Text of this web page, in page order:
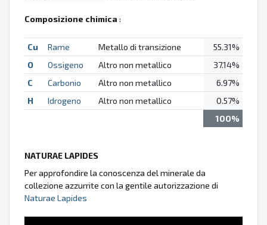
Composizione chimica :
Cu Rame Metallo di transizione
55.31%
O
Ossigeno Altro non metallico
37.14%
C
Carbonio Altro non metallico
6.97%
H
Idrogeno Altro non metallico
0.57%
100%
NATURAE LAPIDES
Per approfondire la conoscenza del minerale da
collezione azzurrite con la gentile autorizzazione di
Naturae Lapides